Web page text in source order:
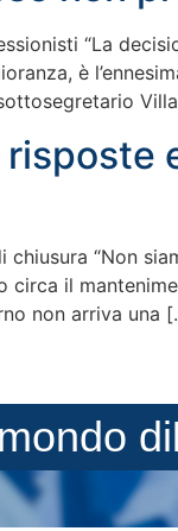
“La
è
“Non
il
non arriva una
di